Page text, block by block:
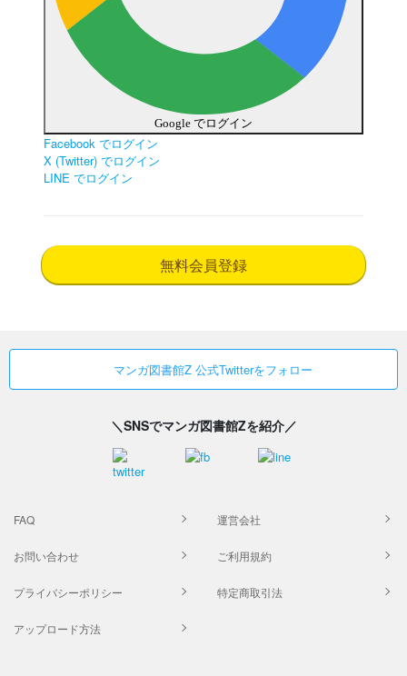
Google でログイン
Facebook でログイン
X (Twitter) でログイン
LINE でログイン
無料会員登録
マンガ図書館Z 公式Twitterをフォロー
＼SNSでマンガ図書館Zを紹介／
FAQ 運営会社
お問い合わせ ご利用規約
プライバシーポリシー 特定商取引法
アップロード方法